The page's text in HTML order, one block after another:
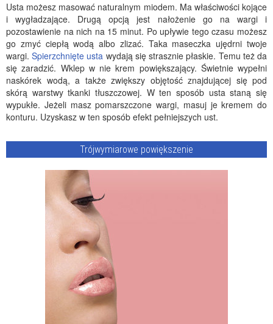
Usta możesz masować naturalnym miodem. Ma właściwości kojące
i wygładzające. Drugą opcją jest nałożenie go na wargi i
pozostawienie na nich na 15 minut. Po upływie tego czasu możesz
go zmyć ciepłą wodą albo zlizać. Taka maseczka ujędrni twoje
wargi.Spierzchnięte usta wydają się strasznie płaskie. Temu też da
się zaradzić. Wklep w nie krem powiększający. Świetnie wypełni
naskórek wodą, a także zwiększy objętość znajdującej się pod
skórą warstwy tkanki tłuszczowej. W ten sposób usta staną się
wypukłe. Jeżeli masz pomarszczone wargi, masuj je kremem do
konturu. Uzyskasz w ten sposób efekt pełniejszych ust.
Trójwymiarowe powiększenie